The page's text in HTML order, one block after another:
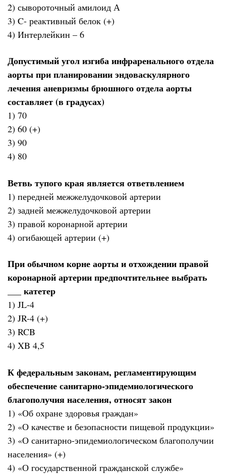
2) сывороточный амилоид А
3) C- реактивный белок (+)
4) Интерлейкин – 6
Допустимый угол изгиба инфраренального отдела
аорты при планировании эндоваскулярного
лечения аневризмы брюшного отдела аорты
составляет (в градусах)
1) 70
2) 60 (+)
3) 90
4) 80
Ветвь тупого края является ответвлением
1) передней межжелудочковой артерии
2) задней межжелудочковой артерии
3) правой коронарной артерии
4) огибающей артерии (+)
При обычном корне аорты и отхождении правой
коронарной артерии предпочтительнее выбрать
___ катетер
1) JL-4
2) JR-4 (+)
3) RCB
4) XB 4,5
К федеральным законам, регламентирующим
обеспечение санитарно-эпидемиологического
благополучия населения, относят закон
1) «Об охране здоровья граждан»
2) «О качестве и безопасности пищевой продукции»
3) «О санитарно-эпидемиологическом благополучии
населения» (+)
4) «О государственной гражданской службе»